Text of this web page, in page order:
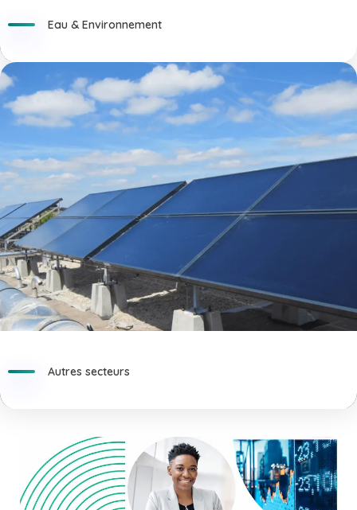
Eau & Environnement
Autres secteurs